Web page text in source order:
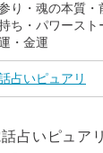
り・魂の本質
ち・パワースト
・金運
占いピュアリ
占いピュア